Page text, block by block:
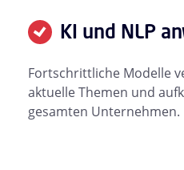
KI und NLP
Fortschrittliche Modelle
aktuelle Themen und
gesamten Unternehmen.